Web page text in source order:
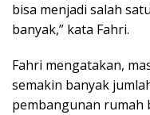
bisa menjadi salah
banyak,” kata Fahri.
Fahri mengatakan,
semakin banyak
pembangunan rumah